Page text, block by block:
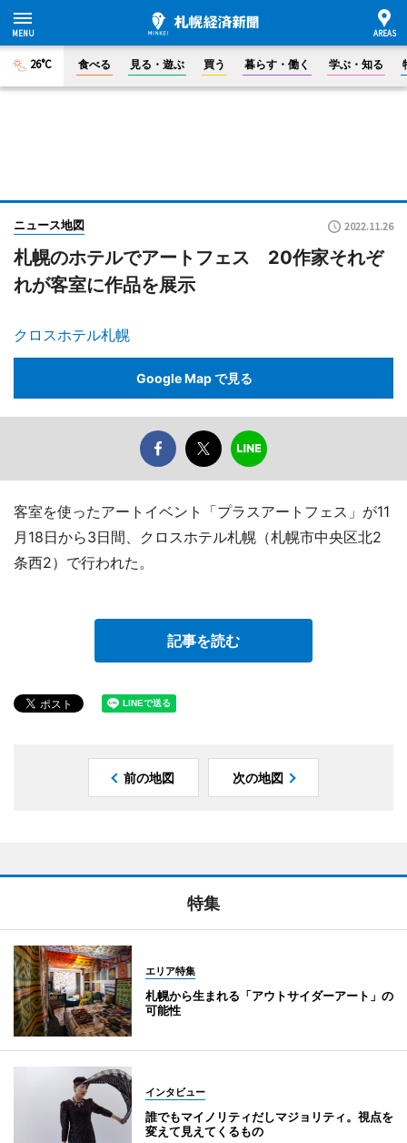
26°C 食べる 見る・遊ぶ 買う 暮らす・働く 学ぶ・知る
ニュース地図 2022.11.26
札幌のホテルでアートフェス 20作家それぞ
れが客室に作品を展示
クロスホテル札幌
Google Map で見る
客室を使ったアートイベント「プラスアートフェス」が11
月18日から3日間、クロスホテル札幌（札幌市中央区北2
条西2）で行われた。
記事を読む
前の地図 次の地図
特集
エリア特集
札幌から生まれる「アウトサイダーアート」の
可能性
インタビュー
誰でもマイノリティだしマジョリティ。視点を
変えて見えてくるもの